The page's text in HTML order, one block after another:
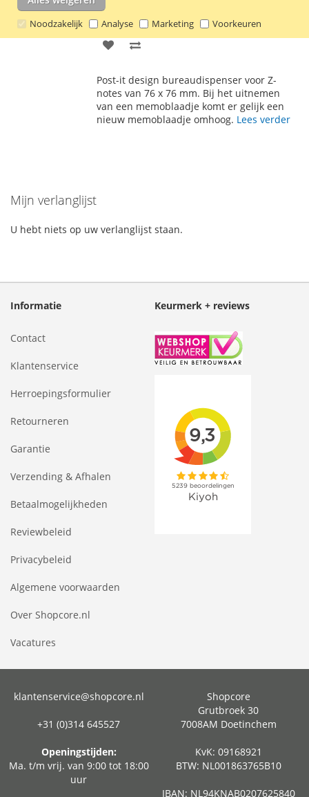
Noodzakelijk Analyse Marketing Voorkeuren
In Winkelwagen
VOEG
AAN
VERLANGLIJST
TE
VERGELIJKEN
Post-it design bureaudispenser voor Z-
notes van 76 x 76 mm. Bij het uitnemen
van een memoblaadje komt er gelijk een
nieuw memoblaadje omhoog. Lees verder
Mijn verlanglijst
U hebt niets op uw verlanglijst staan.
Informatie
Contact
Klantenservice
Herroepingsformulier
Retourneren
Garantie
Verzending & Afhalen
Betaalmogelijkheden
Reviewbeleid
Privacybeleid
Algemene voorwaarden
Over Shopcore.nl
Vacatures
Keurmerk + reviews
klantenservice@shopcore.nl
+31 (0)314 645527
Openingstijden:
Ma. t/m vrij. van 9:00 tot 18:00
uur
Shopcore
Grutbroek 30
7008AM Doetinchem
KvK: 09168921
BTW: NL001863765B10
IBAN: NL94KNAB0207625840